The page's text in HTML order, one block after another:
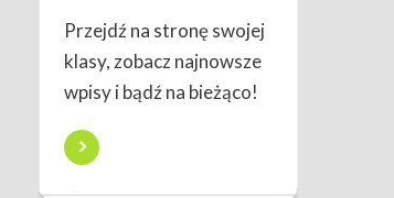
Przejdź na stronę swojej
klasy, zobacz najnowsze
wpisy i bądź na bieżąco!